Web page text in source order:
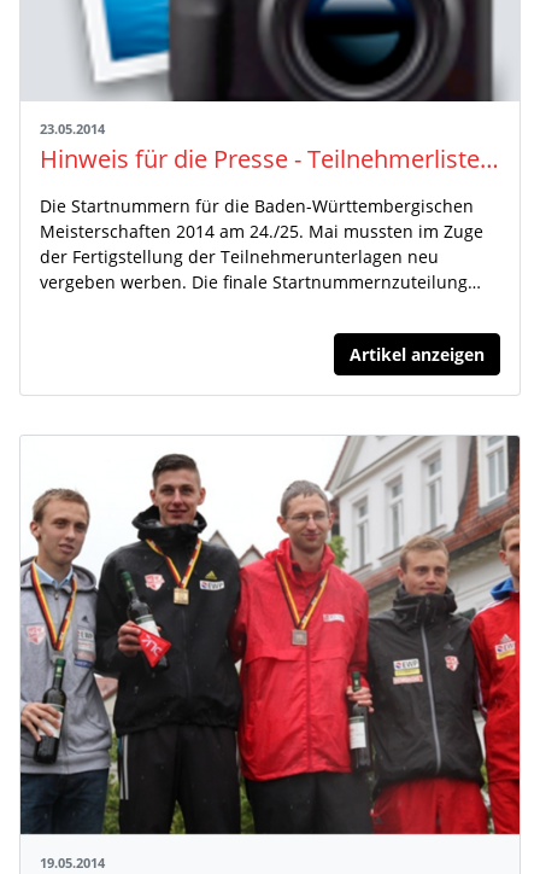
23.05.2014
Hinweis für die Presse - Teilnehmerliste BaWü U23/18 mit veränderten Startnummern
Die Startnummern für die Baden-Württembergischen
Meisterschaften 2014 am 24./25. Mai mussten im Zuge
der Fertigstellung der Teilnehmerunterlagen neu
vergeben werben. Die finale Startnummernzuteilung…
Artikel anzeigen
19.05.2014